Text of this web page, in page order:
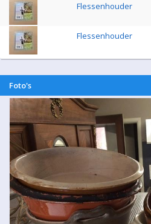
Flessenhouder
Flessenhouder
Foto's